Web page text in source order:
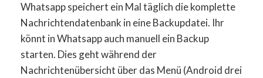
Whatsapp speichert ein Mal täglich die komplette
Nachrichtendatenbank in eine Backupdatei. Ihr
könnt in Whatsapp auch manuell ein Backup
starten. Dies geht während der
Nachrichtenübersicht über das Menü (Android drei